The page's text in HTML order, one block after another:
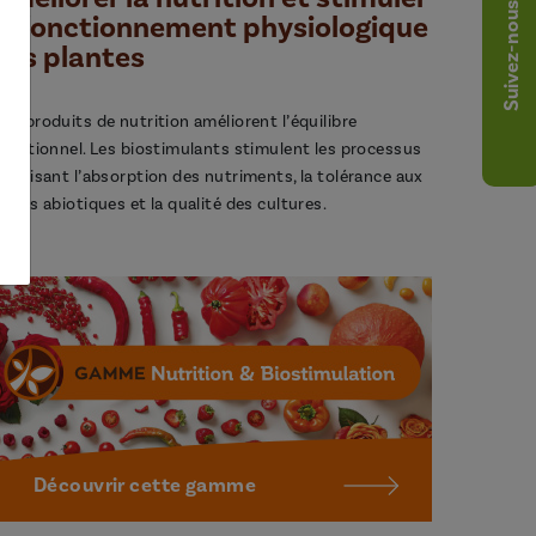
le fonctionnement physiologique
des plantes
Nos produits de nutrition améliorent l’équilibre
nutritionnel. Les biostimulants stimulent les processus
l’absorption des nutriments, la tolérance aux
stress abiotiques et la qualité des cultures.
Découvrir cette gamme
Suivez-nous